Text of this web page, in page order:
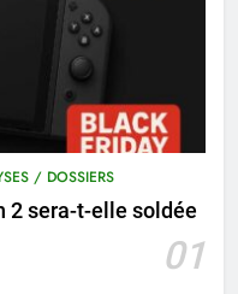
/ DOSSIERS
2 sera-t-elle soldée
01